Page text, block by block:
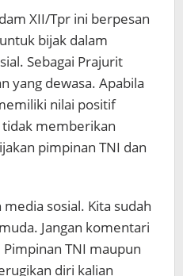
XII/Tpr ini berpesan
bijak dalam
Sebagai Prajurit
yang dewasa. Apabila
nilai positif
memberikan
pimpinan TNI dan
sosial. Kita sudah
Jangan komentari
TNI maupun
diri kalian